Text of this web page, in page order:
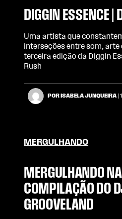
DIGGIN ESSENCE |
Uma artista que
interseções entre som,
terceira edição da Diggin
Rush
POR ISABELA JUNQUEIRA |
MERGULHANDO
MERGULHANDO
COMPILAÇÃO DO
GROOVELAND